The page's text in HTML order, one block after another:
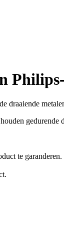
draaiende
gedurende
te garanderen.